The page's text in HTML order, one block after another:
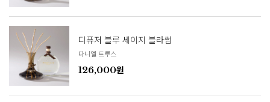
디퓨저 블루 세이지 블라썸
다니엘 트루스
126,000원